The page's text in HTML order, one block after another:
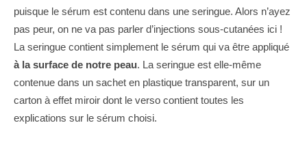
puisque le sérum est contenu dans une seringue. Alors n’ayez
pas peur, on ne va pas parler d’injections sous-cutanées ici !
La seringue contient simplement le sérum qui va être appliqué
à la surface de notre peau. La seringue est elle-même
contenue dans un sachet en plastique transparent, sur un
carton à effet miroir dont le verso contient toutes les
explications sur le sérum choisi.